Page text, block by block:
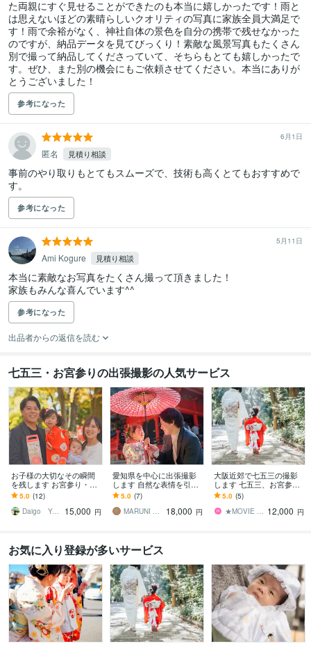
た両親にすぐ見せることができたのも本当に嬉しかったです！雨と
は思えないほどの素晴らしいクオリティの写真に家族全員大満足で
す！雨で余裕がなく、神社自体の景色を自分の携帯で残せなかった
のですが、納品データを見てびっくり！素敵な風景写真もたくさん
別で撮って納品してくださっていて、そちらもとても嬉しかったで
す。ぜひ、また別の機会にもご依頼させてください。本当にありが
とうございました！
参考になった
6月1日
匿名 見積り相談
事前のやり取りもとてもスムーズで、技術も高くとてもおすすめで
す。
参考になった
5月11日
Ami Kogure 見積り相談
本当に素敵なお写真をたくさん撮って頂きました！
家族もみんな喜んでいます^^
参考になった
出品者からの返信を読む
七五三・お宮参りの出張撮影の人気サービス
お子様の大切なその瞬間
を残します お宮参り・七
五三お任せください！
5.0 (12)
Daigo Yokomizo
15,000 円
愛知県を中心に出張撮影
します 自然な表情を引き
出し、全データを丁寧に
補正して納品
5.0 (7)
MARUNI DESIGN STUDIO
18,000 円
大阪近郊で七五三の撮影
します 七五三、お宮参
り、その他、写真撮影し
ます
5.0 (5)
★MOVIE STUDIO★ 12,000 円
お気に入り登録が多いサービス